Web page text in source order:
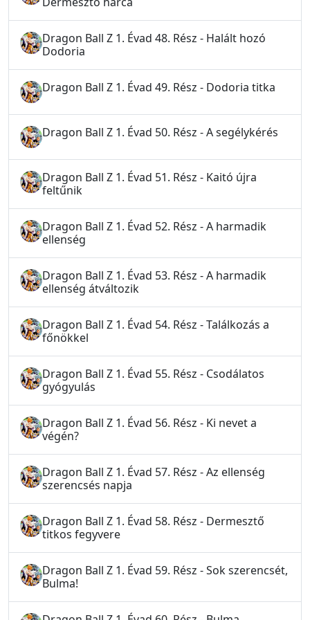
Dragon Ball Z 1. Évad 48. Rész - Halált hozó
Dodoria
Dragon Ball Z 1. Évad 49. Rész - Dodoria titka
Dragon Ball Z 1. Évad 50. Rész - A segélykérés
Dragon Ball Z 1. Évad 51. Rész - Kaitó újra
feltűnik
Dragon Ball Z 1. Évad 52. Rész - A harmadik
ellenség
Dragon Ball Z 1. Évad 53. Rész - A harmadik
ellenség átváltozik
Dragon Ball Z 1. Évad 54. Rész - Találkozás a
főnökkel
Dragon Ball Z 1. Évad 55. Rész - Csodálatos
gyógyulás
Dragon Ball Z 1. Évad 56. Rész - Ki nevet a
végén?
Dragon Ball Z 1. Évad 57. Rész - Az ellenség
szerencsés napja
Dragon Ball Z 1. Évad 58. Rész - Dermesztő
titkos fegyvere
Dragon Ball Z 1. Évad 59. Rész - Sok szerencsét,
Bulma!